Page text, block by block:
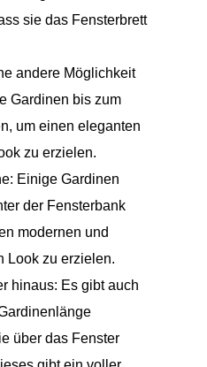
sie das Fensterbrett
andere Möglichkeit
Gardinen bis zum
um einen eleganten
zu erzielen.
Einige Gardinen
der Fensterbank
modernen und
Look zu erzielen.
hinaus: Es gibt auch
über das Fenster